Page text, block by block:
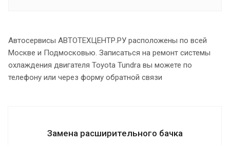
Автосервисы АВТОТЕХЦЕНТР.РУ расположены по всей
Москве и Подмосковью. Записаться на ремонт системы
охлаждения двигателя Toyota Tundra вы можете по
телефону или через форму обратной связи
Замена расширительного бачка